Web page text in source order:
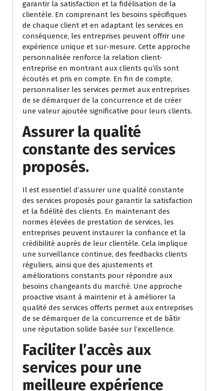
garantir la satisfaction et la fidélisation de la
clientèle. En comprenant les besoins spécifiques
de chaque client et en adaptant les services en
conséquence, les entreprises peuvent offrir une
expérience unique et sur-mesure. Cette approche
personnalisée renforce la relation client-
entreprise en montrant aux clients qu’ils sont
écoutés et pris en compte. En fin de compte,
personnaliser les services permet aux entreprises
de se démarquer de la concurrence et de créer
une valeur ajoutée significative pour leurs clients.
Assurer la qualité
constante des services
proposés.
Il est essentiel d’assurer une qualité constante
des services proposés pour garantir la satisfaction
et la fidélité des clients. En maintenant des
normes élevées de prestation de services, les
entreprises peuvent instaurer la confiance et la
crédibilité auprès de leur clientèle. Cela implique
une surveillance continue, des feedbacks clients
réguliers, ainsi que des ajustements et
améliorations constants pour répondre aux
besoins changeants du marché. Une approche
proactive visant à maintenir et à améliorer la
qualité des services offerts permet aux entreprises
de se démarquer de la concurrence et de bâtir
une réputation solide basée sur l’excellence.
Faciliter l’accès aux
services pour une
meilleure expérience